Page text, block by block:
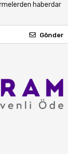
haberdar
Gönder